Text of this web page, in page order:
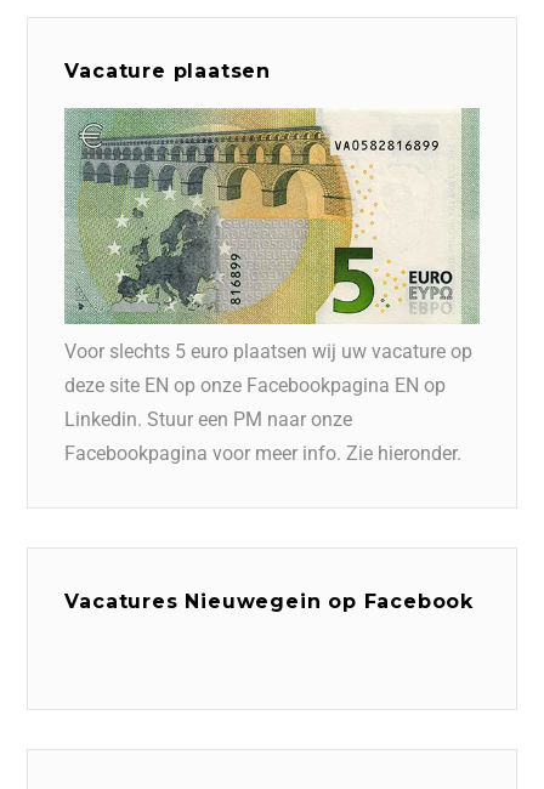
Vacature plaatsen
Voor slechts 5 euro plaatsen wij uw vacature op
deze site EN op onze Facebookpagina EN op
Linkedin. Stuur een PM naar onze
Facebookpagina voor meer info. Zie hieronder.
Vacatures Nieuwegein op Facebook